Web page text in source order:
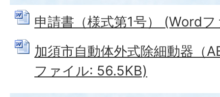
申請書（様式第1号） (Word
加須市自動体外式除細動器（
ファイル: 56.5KB)